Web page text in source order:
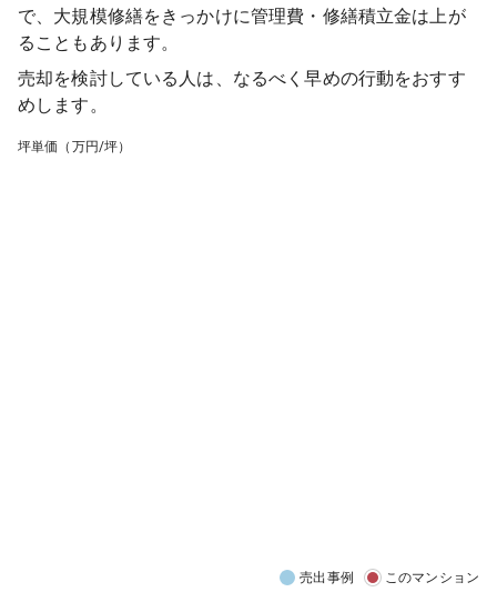
で、大規模修繕をきっかけに管理費・修繕積立金は上が
ることもあります。
売却を検討している人は、なるべく早めの行動をおすす
めします。
坪単価（万円/坪）
売出事例 このマンション